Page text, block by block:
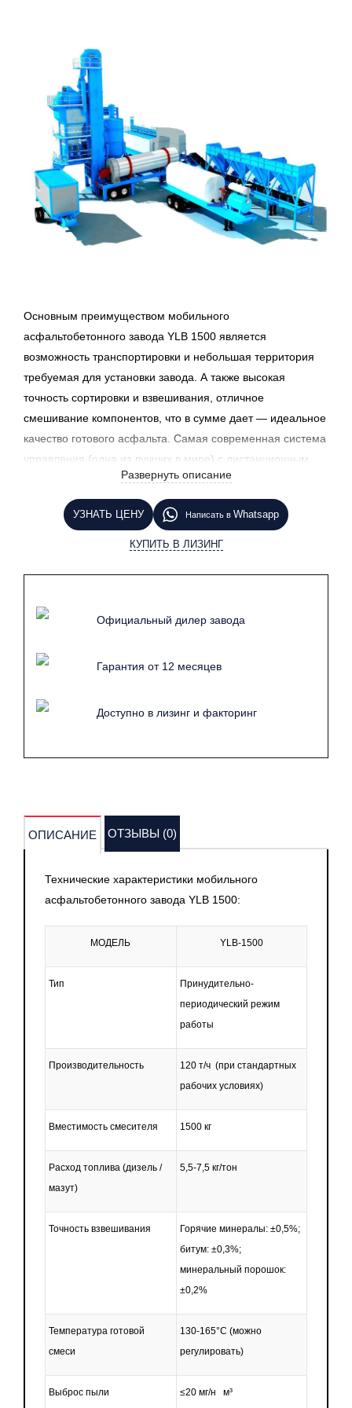
Основным преимуществом мобильного
асфальтобетонного завода YLB 1500 является
возможность транспортировки и небольшая территория
требуемая для установки завода. А также высокая
точность сортировки и взвешивания, отличное
смешивание компонентов, что в сумме дает — идеальное
качество готового асфальта. Самая современная система
управления (одна из лучших в мире),с дистанционным
обнаружением неисправностей и функцией
обслуживания.Монтаж осуществляется в короткие сроки,
что влияет на КПД завода прямым образом. При этом,
завод обладает высокой производительностью — 120
и конструкция завода приведены в описании
Развернуть описание
УЗНАТЬ ЦЕНУ Написать в Whatsapp
КУПИТЬ В ЛИЗИНГ
Официальный дилер завода
Гарантия от 12 месяцев
Доступно в лизинг и факторинг
ОПИСАНИЕ ОТЗЫВЫ (0)
Технические характеристики мобильного
асфальтобетонного завода YLB 1500:
МОДЕЛЬ YLB-1500
Тип
Принудительно-
периодический режим
работы
Производительность 120 т/ч (при стандартных
рабочих условиях)
Вместимость смесителя 1500 кг
Расход топлива (дизель /
мазут)
5,5-7,5 кг/тон
Точность взвешивания
Горячие минералы: ±0,5%;
битум: ±0,3%;
минеральный порошок:
±0,2%
Температура готовой
смеси
130-165°C (можно
регулировать)
Выброс пыли ≤20 мг/н м³